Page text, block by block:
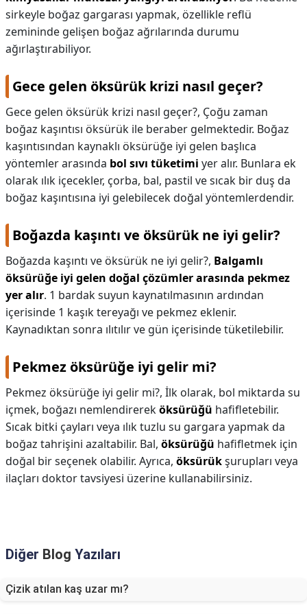
sirkeyle boğaz gargarası yapmak, özellikle reflü
zemininde gelişen boğaz ağrılarında durumu
ağırlaştırabiliyor.
Gece gelen öksürük krizi nasıl geçer?
Gece gelen öksürük krizi nasıl geçer?, Çoğu zaman
boğaz kaşıntısı öksürük ile beraber gelmektedir. Boğaz
kaşıntısından kaynaklı öksürüğe iyi gelen başlıca
yöntemler arasında bol sıvı tüketimi yer alır. Bunlara ek
olarak ılık içecekler, çorba, bal, pastil ve sıcak bir duş da
boğaz kaşıntısına iyi gelebilecek doğal yöntemlerdendir.
Boğazda kaşıntı ve öksürük ne iyi gelir?
Boğazda kaşıntı ve öksürük ne iyi gelir?, Balgamlı
öksürüğe iyi gelen doğal çözümler arasında pekmez
yer alır. 1 bardak suyun kaynatılmasının ardından
içerisinde 1 kaşık tereyağı ve pekmez eklenir.
Kaynadıktan sonra ılıtılır ve gün içerisinde tüketilebilir.
Pekmez öksürüğe iyi gelir mi?
Pekmez öksürüğe iyi gelir mi?, İlk olarak, bol miktarda su
içmek, boğazı nemlendirereköksürüğü hafifletebilir.
Sıcak bitki çayları veya ılık tuzlu su gargara yapmak da
boğaz tahrişini azaltabilir. Bal, öksürüğü hafifletmek için
doğal bir seçenek olabilir. Ayrıca, öksürükşurupları veya
ilaçları doktor tavsiyesi üzerine kullanabilirsiniz.
Diğer Blog Yazıları
Çizik atılan kaş uzar mı?